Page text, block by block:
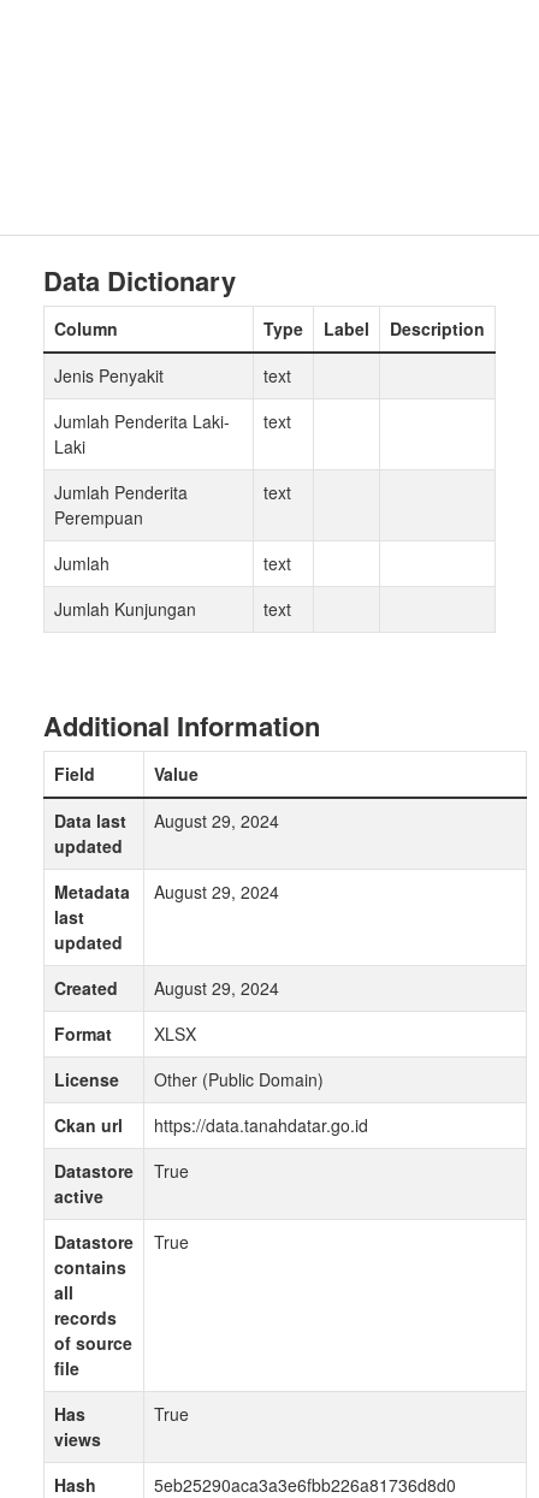
Data Dictionary
Column Type Label
Description
Jenis Penyakit
text
Jumlah Penderita Laki-
Laki
text
Jumlah Penderita
Perempuan
text
Jumlah
text
Jumlah Kunjungan
text
Additional Information
Field
Value
Data last
updated
August 29, 2024
Metadata
last
updated
August 29, 2024
Created
August 29, 2024
Format
XLSX
License
Other (Public Domain)
Ckan url
https://data.tanahdatar.go.id
Datastore
active
True
Datastore
contains
all
records
of source
file
True
Has
views
True
Hash
5eb25290aca3a3e6fbb226a81736d8d0